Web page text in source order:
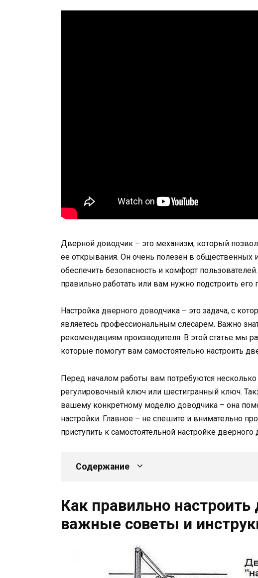
Дверной доводчик – это механизм, который
ее открывания. Он очень полезен в общественных
обеспечить безопасность и комфорт
правильно работать или вам нужно подстроить
Настройка дверного доводчика – это задача, с
являетесь профессиональным слесарем. Важно
рекомендациям производителя. В этой статье мы
которые помогут вам самостоятельно настроить
Перед началом работы вам потребуются несколько
регулировочный ключ или шестигранный ключ.
вашему конкретному моделю доводчика – она
настройки. Главное – не спешите и внимательно
приступить к самостоятельной настройке дверного
Содержание
Как правильно
важные советы и